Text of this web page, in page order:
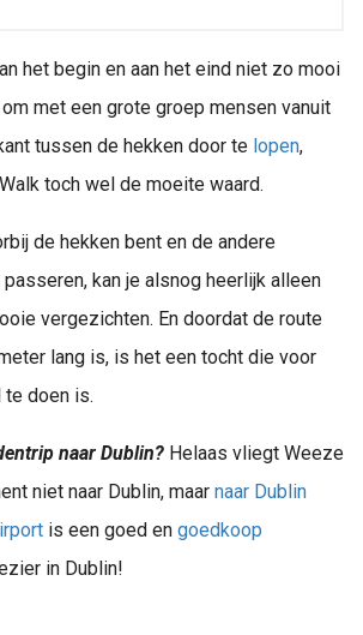
het begin en aan het eind niet zo mooi
met een grote groep mensen vanuit
tussen de hekken door te lopen,
toch wel de moeite waard.
de hekken bent en de andere
kan je alsnog heerlijk alleen
vergezichten. En doordat de route
lang is, is het een tocht die voor
doen is.
naar Dublin? Helaas vliegt Weeze
niet naar Dublin, maar naar Dublin
is een goed en goedkoop
in Dublin!